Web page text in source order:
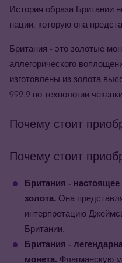
История образа Британии
нации, которую она
Британия - это золотые
аллегорического
изготовлены из золота
999.9 по технологии
Почему стоит
Почему стоит
Британия - настоящее
золота. Она
интерпретацию
Британии.
Британия -
монета. Флагманскую